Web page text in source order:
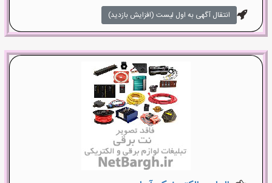
انتقال آگهی به اول لیست (افزایش بازدید)